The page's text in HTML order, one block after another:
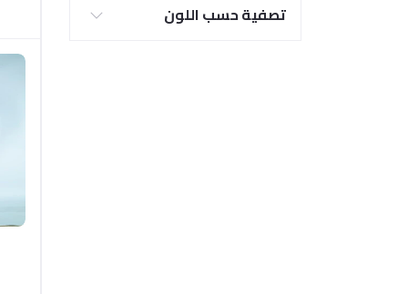
تصفية حسب اللون